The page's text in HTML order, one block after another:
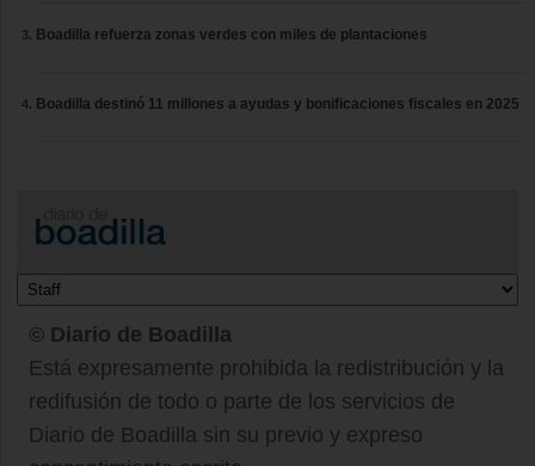
Boadilla refuerza zonas verdes con miles de plantaciones
Boadilla destinó 11 millones a ayudas y bonificaciones fiscales en 2025
© Diario de Boadilla
Está expresamente prohibida la redistribución y la
redifusión de todo o parte de los servicios de
Diario de Boadilla sin su previo y expreso